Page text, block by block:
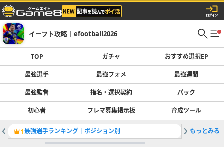
イーフト攻略｜efootball2026
TOP ガチャ おすすめ選択EP
最強選手 最強フォメ 最強週間
最強監督 指名・選択契約 パック
初心者 フレマ募集掲示板 育成ツール
1最強選手ランキング｜ポジション別 2ガチャ
もっとみる